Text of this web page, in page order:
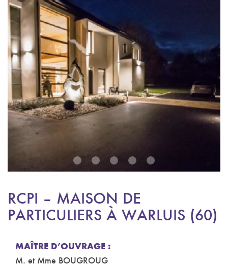
RCPI – MAISON DE
PARTICULIERS À WARLUIS (60)
MAÎTRE D’OUVRAGE :
M. et Mme BOUGROUG